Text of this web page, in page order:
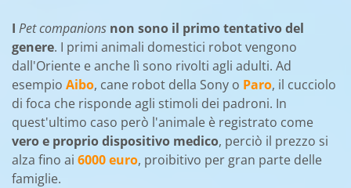
I Pet companions non sono il primo tentativo del
genere. I primi animali domestici robot vengono
dall'Oriente e anche lì sono rivolti agli adulti. Ad
esempio Aibo, cane robot della Sony o Paro, il cucciolo
di foca che risponde agli stimoli dei padroni. In
quest'ultimo caso però l'animale è registrato come
vero e proprio dispositivo medico, perciò il prezzo si
alza fino ai 6000 euro, proibitivo per gran parte delle
famiglie.